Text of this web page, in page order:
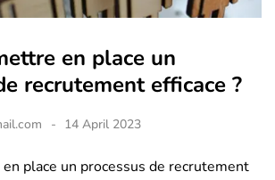
en place un
recrutement efficace ?
14 April 2023
place un processus de recrutement